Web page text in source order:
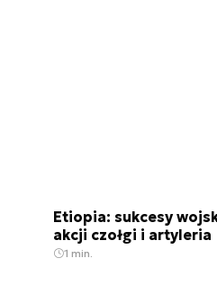
Etiopia: sukcesy
akcji czołgi i artyleria
1 min.